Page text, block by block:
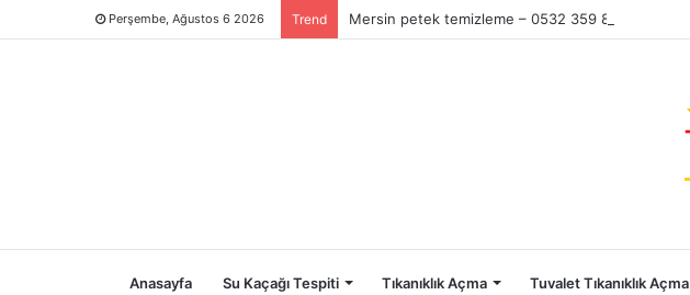
Perşembe, Ağustos 6 2026 Trend Mersin petek temizleme – 0532 359 85 86
Anasayfa Su Kaçağı Tespiti Tıkanıklık Açma Tuvalet Tıkanıklık Açma